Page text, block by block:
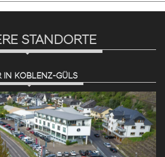
STANDORTE
IN KOBLENZ-GÜLS